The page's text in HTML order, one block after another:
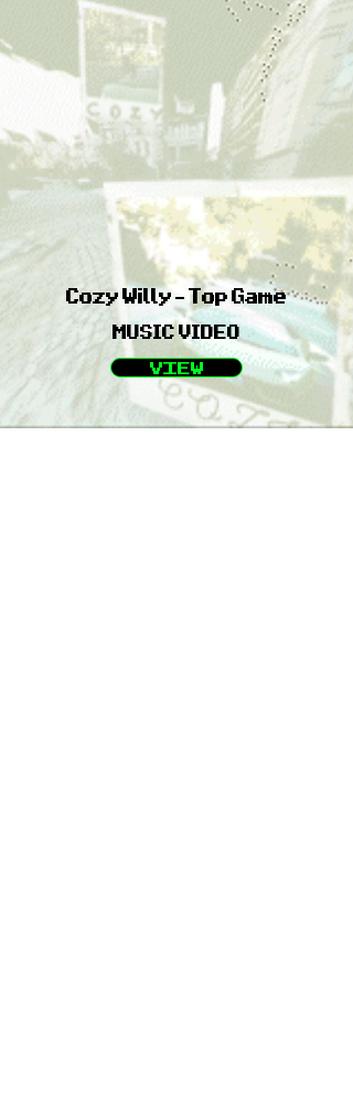
Cozy Willy - Top Game
MUSIC VIDEO
VIEW